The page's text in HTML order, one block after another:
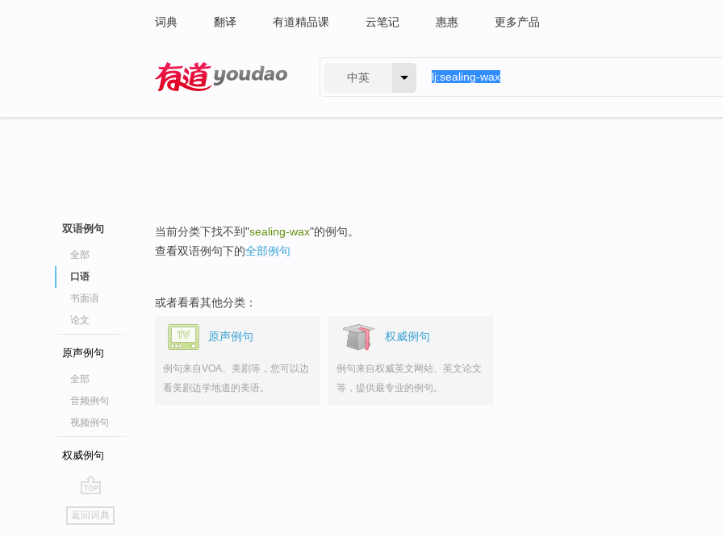
词典 翻译 有道精品课 云笔记 惠惠 更多产品
中英
双语例句
全部
口语
书面语
论文
原声例句
全部
音频例句
视频例句
权威例句
go
top
返回词典
当前分类下找不到"sealing-wax"的例句。
查看双语例句下的全部例句
或者看看其他分类：
原声例句
例句来自VOA、美剧等，您可以边
看美剧边学地道的美语。
权威例句
例句来自权威英文网站、英文论文
等，提供最专业的例句。